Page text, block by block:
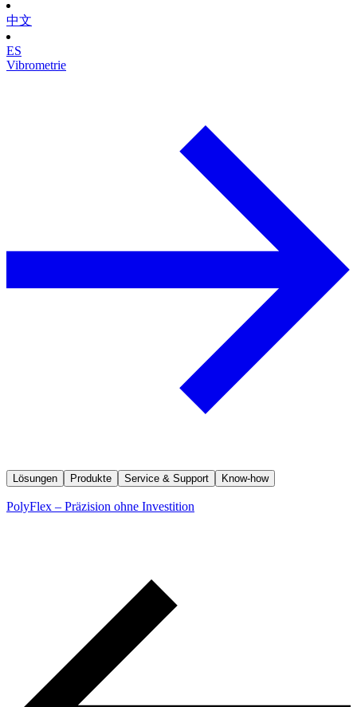
中文
ES
Vibrometrie
Lösungen Produkte Service & Support Know-how
PolyFlex – Präzision ohne Investition